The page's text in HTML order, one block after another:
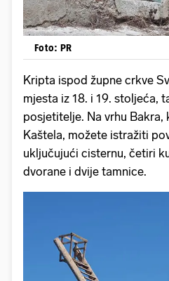
Foto: PR
Kripta ispod župne crkve
mjesta iz 18. i 19. stoljeća,
posjetitelje. Na vrhu
Kaštela, možete istražiti
uključujući cisternu, četiri
dvorane i dvije tamnice.